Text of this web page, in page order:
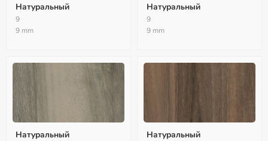
Натуральный
9
9 mm
Натуральный
9
9 mm
Натуральный Натуральный